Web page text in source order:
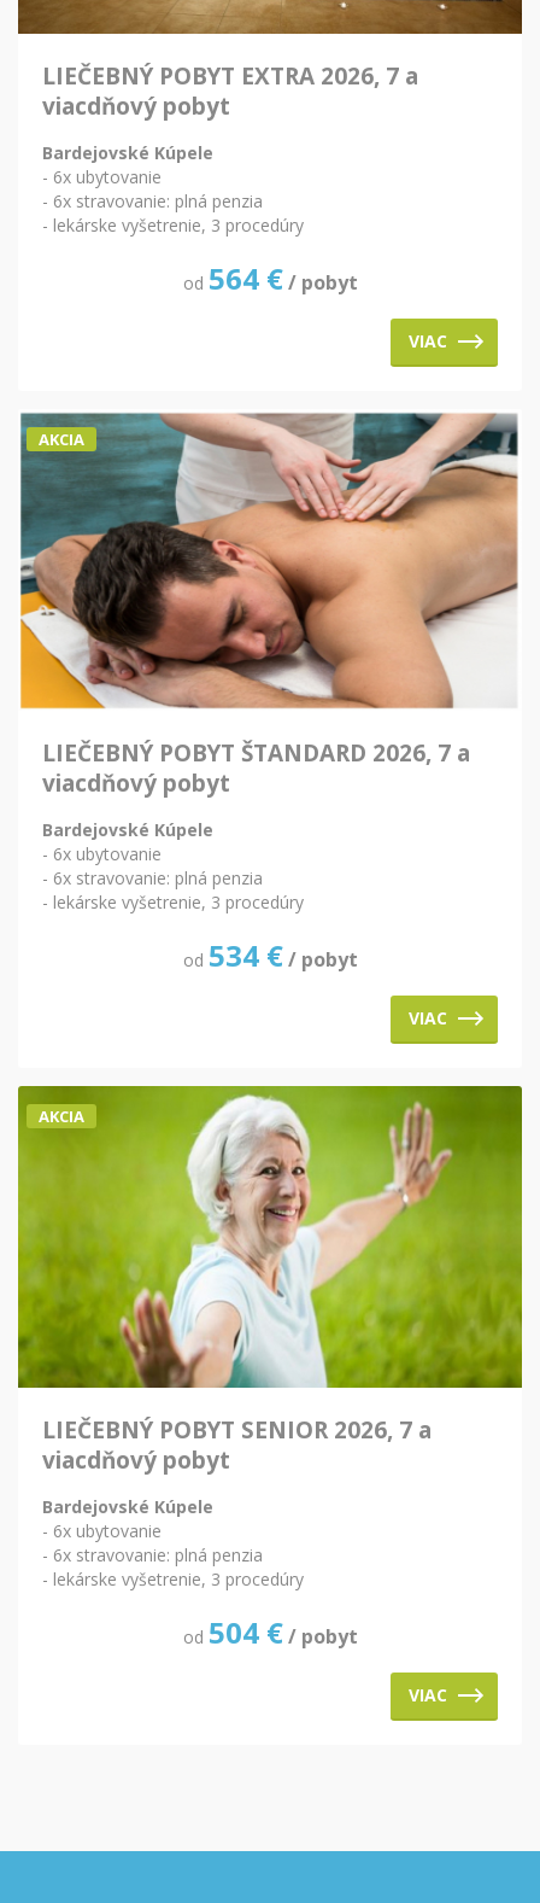
LIEČEBNÝ POBYT EXTRA 2026, 7 a
viacdňový pobyt
Bardejovské Kúpele
- 6x ubytovanie
- 6x stravovanie: plná penzia
- lekárske vyšetrenie, 3 procedúry
od 564 € / pobyt
VIAC
AKCIA
LIEČEBNÝ POBYT ŠTANDARD 2026, 7 a
viacdňový pobyt
Bardejovské Kúpele
- 6x ubytovanie
- 6x stravovanie: plná penzia
- lekárske vyšetrenie, 3 procedúry
od 534 € / pobyt
VIAC
AKCIA
LIEČEBNÝ POBYT SENIOR 2026, 7 a
viacdňový pobyt
Bardejovské Kúpele
- 6x ubytovanie
- 6x stravovanie: plná penzia
- lekárske vyšetrenie, 3 procedúry
od 504 € / pobyt
VIAC